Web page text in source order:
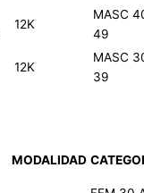
12K
MASC
49
12K
MASC
39
MODALIDAD